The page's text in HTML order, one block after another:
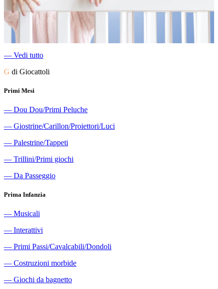
― Vedi tutto
G di Giocattoli
Primi Mesi
― Dou Dou/Primi Peluche
― Giostrine/Carillon/Proiettori/Luci
― Palestrine/Tappeti
― Trillini/Primi giochi
― Da Passeggio
Prima Infanzia
― Musicali
― Interattivi
― Primi Passi/Cavalcabili/Dondoli
― Costruzioni morbide
― Giochi da bagnetto